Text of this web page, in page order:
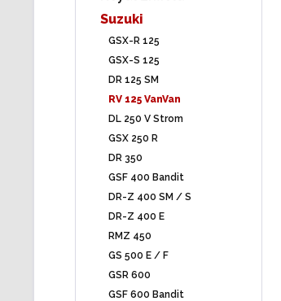
Suzuki
GSX-R 125
GSX-S 125
DR 125 SM
RV 125 VanVan
DL 250 V Strom
GSX 250 R
DR 350
GSF 400 Bandit
DR-Z 400 SM / S
DR-Z 400 E
RMZ 450
GS 500 E / F
GSR 600
GSF 600 Bandit